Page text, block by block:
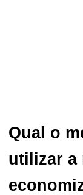
Qual o
utilizar a